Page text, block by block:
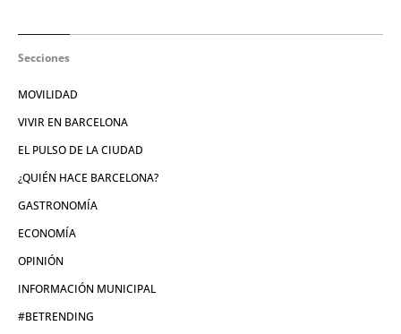
Secciones
MOVILIDAD
VIVIR EN BARCELONA
EL PULSO DE LA CIUDAD
¿QUIÉN HACE BARCELONA?
GASTRONOMÍA
ECONOMÍA
OPINIÓN
INFORMACIÓN MUNICIPAL
#BETRENDING